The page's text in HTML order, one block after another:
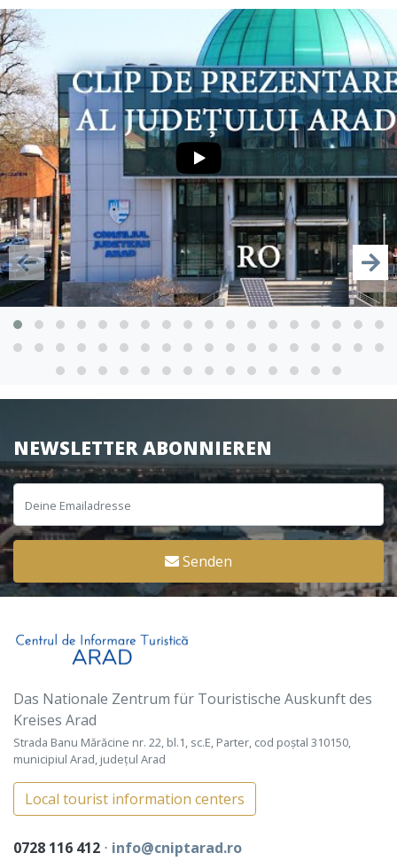
NEWSLETTER ABONNIEREN
Senden
Das Nationale Zentrum für Touristische Auskunft des
Kreises Arad
Strada Banu Mărăcine nr. 22, bl.1, sc.E, Parter, cod poștal 310150,
municipiul Arad, județul Arad
Local tourist information centers
0728 116 412 ⋅ info@cniptarad.ro